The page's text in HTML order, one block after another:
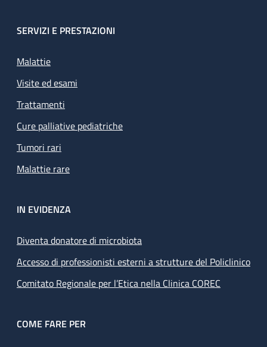
SERVIZI E PRESTAZIONI
Malattie
Visite ed esami
Trattamenti
Cure palliative pediatriche
Tumori rari
Malattie rare
IN EVIDENZA
Diventa donatore di microbiota
Accesso di professionisti esterni a strutture del Policlinico
Comitato Regionale per l’Etica nella Clinica COREC
COME FARE PER